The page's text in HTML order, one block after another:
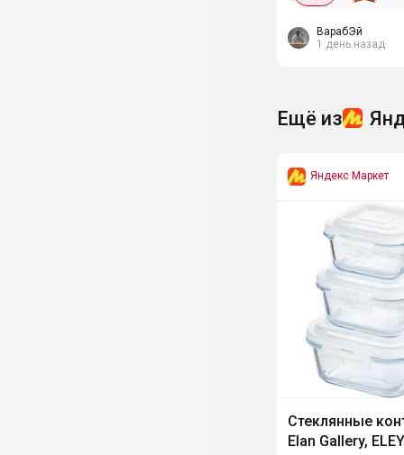
набор. Керамика
ВарабЭй
1 день назад
Ещё из
Яндекс Маркет
Стеклянные
Elan Gallery,